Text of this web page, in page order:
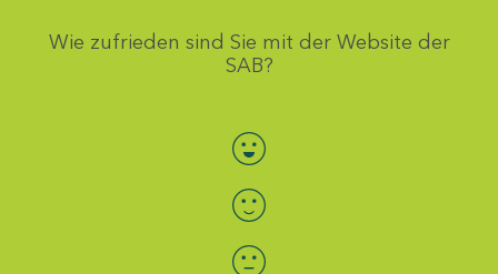
Wie zufrieden sind Sie mit der Website der
SAB?
Bewertung auswählen